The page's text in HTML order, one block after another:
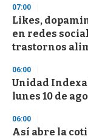
s
e
c
o
n
07:00
Likes,
en redes
trastornos
06:00
Unidad
lunes 10 de
06:00
Así abre la